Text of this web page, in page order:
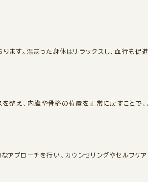
す。温まった身体はリラックスし、血行も促
を整え、内臓や骨格の位置を正常に戻すことで
プローチを行い、カウンセリングやセルフケ